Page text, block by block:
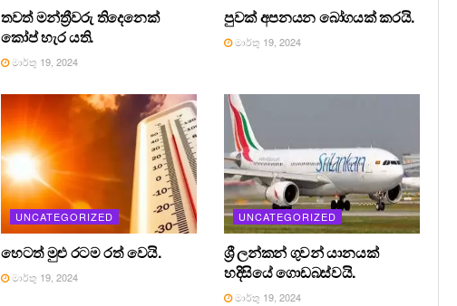
තවත් මන්ත්‍රීවරු තිදෙනෙක්
කෝප් හැර යති.
මාර්තු 19, 2024
පුවක් අපනයන බෝගයක් කරයි.
මාර්තු 19, 2024
UNCATEGORIZED
හෙටත් මුළු රටම රත් වෙයි.
මාර්තු 19, 2024
UNCATEGORIZED
ශ්‍රී ලන්කන් ගුවන් යානයක්
හදිසියේ ගොඩබස්වයි.
මාර්තු 19, 2024